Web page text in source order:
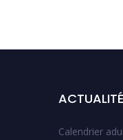
Calendrier